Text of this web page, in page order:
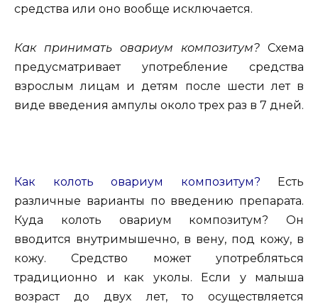
средства или оно вообще исключается.
Как принимать овариум композитум? Схема
предусматривает употребление средства
взрослым лицам и детям после шести лет в
виде введения ампулы около трех раз в 7 дней.
Как колоть овариум композитум? Есть
различные варианты по введению препарата.
Куда колоть овариум композитум? Он
вводится внутримышечно, в вену, под кожу, в
кожу. Средство может употребляться
традиционно и как уколы. Если у малыша
возраст до двух лет, то осуществляется